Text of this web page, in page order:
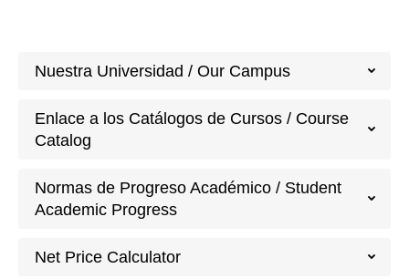
Nuestra Universidad / Our Campus
Enlace a los Catálogos de Cursos / Course
Catalog
Normas de Progreso Académico / Student
Academic Progress
Net Price Calculator